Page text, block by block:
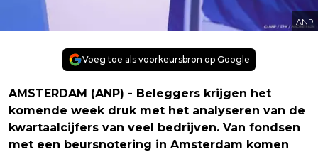
ANP
Voeg toe als voorkeursbron op Google
AMSTERDAM (ANP) - Beleggers krijgen het
komende week druk met het analyseren van de
kwartaalcijfers van veel bedrijven. Van fondsen
met een beursnotering in Amsterdam komen